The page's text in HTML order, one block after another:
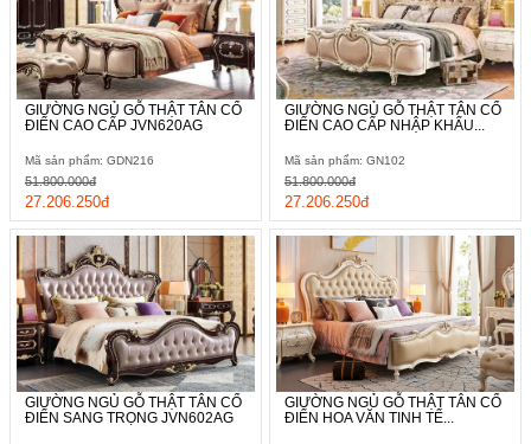
GIƯỜNG NGỦ GỖ THẬT TÂN CỔ
ĐIỂN CAO CẤP JVN620AG
Mã sản phẩm: GDN216
27.206.250đ
51.800.000đ
GIƯỜNG NGỦ GỖ THẬT TÂN CỔ
ĐIỂN CAO CẤP NHẬP KHẨU...
Mã sản phẩm: GN102
27.206.250đ
51.800.000đ
GIƯỜNG NGỦ GỖ THẬT TÂN CỔ
ĐIỂN SANG TRỌNG JVN602AG
GIƯỜNG NGỦ GỖ THẬT TÂN CỔ
ĐIỂN HOA VĂN TINH TẾ...